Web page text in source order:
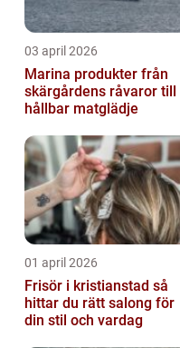
03 april 2026
Marina produkter från
skärgårdens råvaror till
hållbar matglädje
01 april 2026
Frisör i kristianstad så
hittar du rätt salong för
din stil och vardag